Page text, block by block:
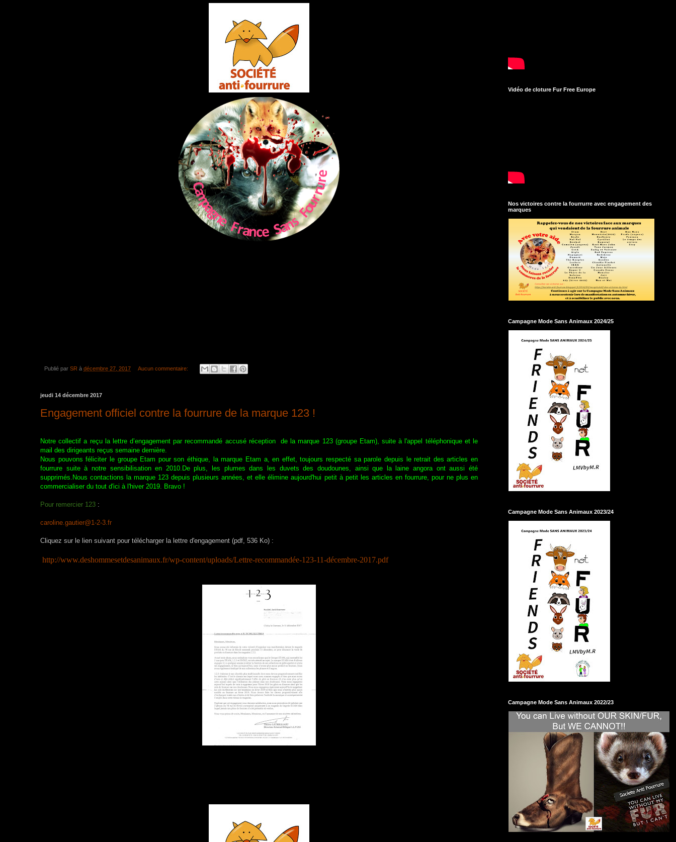
Publié par SR à décembre 27, 2017 Aucun commentaire:
jeudi 14 décembre 2017
Engagement officiel contre la fourrure de la marque 123 !
Notre collectif a reçu la lettre d’engagement par recommandé accusé réception de la marque 123 (groupe Etam), suite à l'appel téléphonique et le
mail des dirigeants reçus semaine dernière.
Nous pouvons féliciter le groupe Etam pour son éthique, la marque Etam a, en effet, toujours respecté sa parole depuis le retrait des articles en
fourrure suite à notre sensibilisation en 2010.De plus, les plumes dans les duvets des doudounes, ainsi que la laine angora ont aussi été
supprimés.Nous contactions la marque 123 depuis plusieurs années, et elle élimine aujourd'hui petit à petit les articles en fourrure, pour ne plus en
commercialiser du tout d'ici à l'hiver 2019. Bravo !
Pour remercier 123 :
caroline.gautier@1-2-3.fr
Cliquez sur le lien suivant pour télécharger la lettre d'engagement (pdf, 536 Ko) :
http://www.deshommesetdesanimaux.fr/wp-content/uploads/Lettre-recommandée-123-11-décembre-2017.pdf
Vidéo de cloture Fur Free Europe
Nos victoires contre la fourrurre avec engagement des
marques
Campagne Mode Sans Animaux 2024/25
Campagne Mode Sans Animaux 2023/24
Campagne Mode Sans Animaux 2022/23